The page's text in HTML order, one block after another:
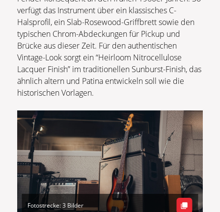
verfügt das Instrument über ein klassisches C-
Halsprofil, ein Slab-Rosewood-Griffbrett sowie den
typischen Chrom-Abdeckungen für Pickup und
Brücke aus dieser Zeit. Für den authentischen
Vintage-Look sorgt ein “Heirloom Nitrocellulose
Lacquer Finish” im traditionellen Sunburst-Finish, das
ähnlich altern und Patina entwickeln soll wie die
historischen Vorlagen.
Fotostrecke: 3 Bilder